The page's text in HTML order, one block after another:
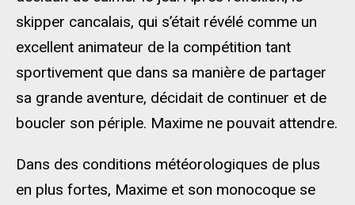
skipper cancalais, qui s’était révélé comme un
excellent animateur de la compétition tant
sportivement que dans sa manière de partager
sa grande aventure, décidait de continuer et de
boucler son périple. Maxime ne pouvait attendre.
Dans des conditions météorologiques de plus
en plus fortes, Maxime et son monocoque se